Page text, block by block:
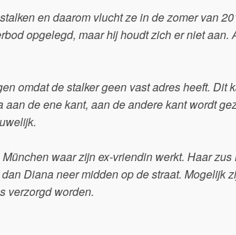
en daarom vlucht ze in de zomer van
opgelegd, maar hij houdt zich er niet aan.
omdat de stalker geen vast adres heeft. Dit
de ene kant, aan de andere kant wordt
waar zijn ex-vriendin werkt. Haar
Diana neer midden op de straat. Mogelijk
verzorgd worden.